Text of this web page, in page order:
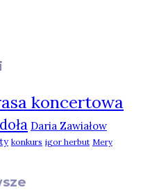
koncertowa
Daria Zawiałow
konkurs igor herbut Mery